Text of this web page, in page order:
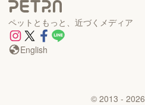
ペットともっと、近づくメディア
English
© 2013 - 2026